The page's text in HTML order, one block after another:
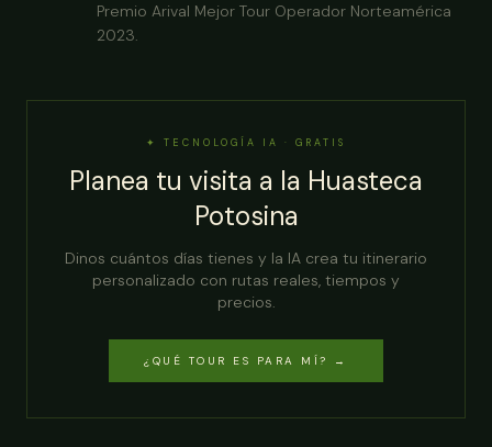
Premio Arival Mejor Tour Operador Norteamérica
2023.
✦ TECNOLOGÍA IA · GRATIS
Planea tu visita a la Huasteca
Potosina
Dinos cuántos días tienes y la IA crea tu itinerario
personalizado con rutas reales, tiempos y
precios.
¿QUÉ TOUR ES PARA MÍ? →